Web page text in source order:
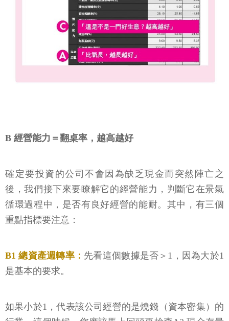
B 經營能力＝翻桌率，越高越好
確定要投資的公司不會因為缺乏現金而突然陣亡之
後，我們接下來要瞭解它的經營能力，判斷它在景氣
循環過程中，是否有良好經營的能耐。其中，有三個
重點指標要注意：
B1 總資產週轉率： 先看這個數據是否＞1，因為大於1
是基本的要求。
如果小於1，代表該公司經營的是燒錢（資本密集）的